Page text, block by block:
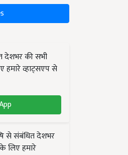
देशभर की सभी
व्हाट्सएप से
से संबंधित देशभर
लिए हमारे